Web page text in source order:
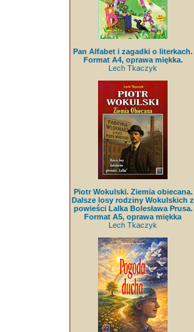
Pan Alfabet i zagadki o literkach.
Format A4, oprawa miękka.
Lech Tkaczyk
Piotr Wokulski. Ziemia obiecana.
Dalsze losy rodziny Wokulskich z
powieści Lalka Bolesława Prusa.
Format A5, oprawa miękka
Lech Tkaczyk